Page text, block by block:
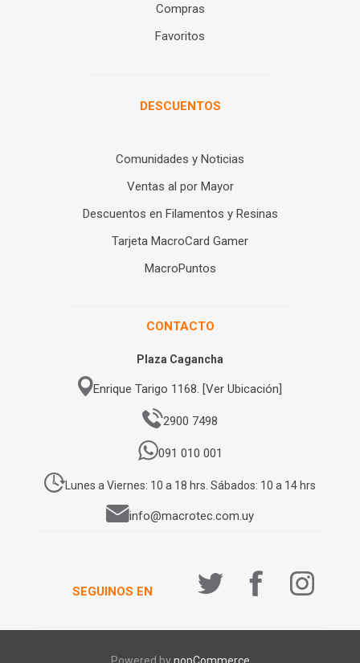
Compras
Favoritos
DESCUENTOS
Comunidades y Noticias
Ventas al por Mayor
Descuentos en Filamentos y Resinas
Tarjeta MacroCard Gamer
MacroPuntos
CONTACTO
Plaza Cagancha
Enrique Tarigo 1168. [Ver Ubicación]
2900 7498
091 010 001
Lunes a Viernes: 10 a 18 hrs. Sábados: 10 a 14 hrs
info@macrotec.com.uy
SEGUINOS EN
Powered bynopCommerce